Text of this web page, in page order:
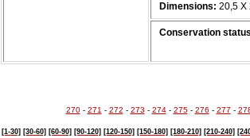
Dimensions: 20,5 Χ
Conservation
270- 271 - 272 - 273 - 274- 275- 276 - 277 -
[1-30] [30-60] [60-90] [90-120] [120-150] [150-180] [180-210] [210-240]